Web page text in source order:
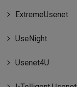
ExtremeUsenet
UseNight
Usenet4U